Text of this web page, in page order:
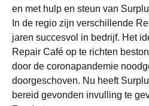
en met hulp en steun van
In de regio zijn verschillende
jaren succesvol in bedrijf. Het
Repair Café op te richten
door de coronapandemie
doorgeschoven. Nu heeft
bereid gevonden invulling te